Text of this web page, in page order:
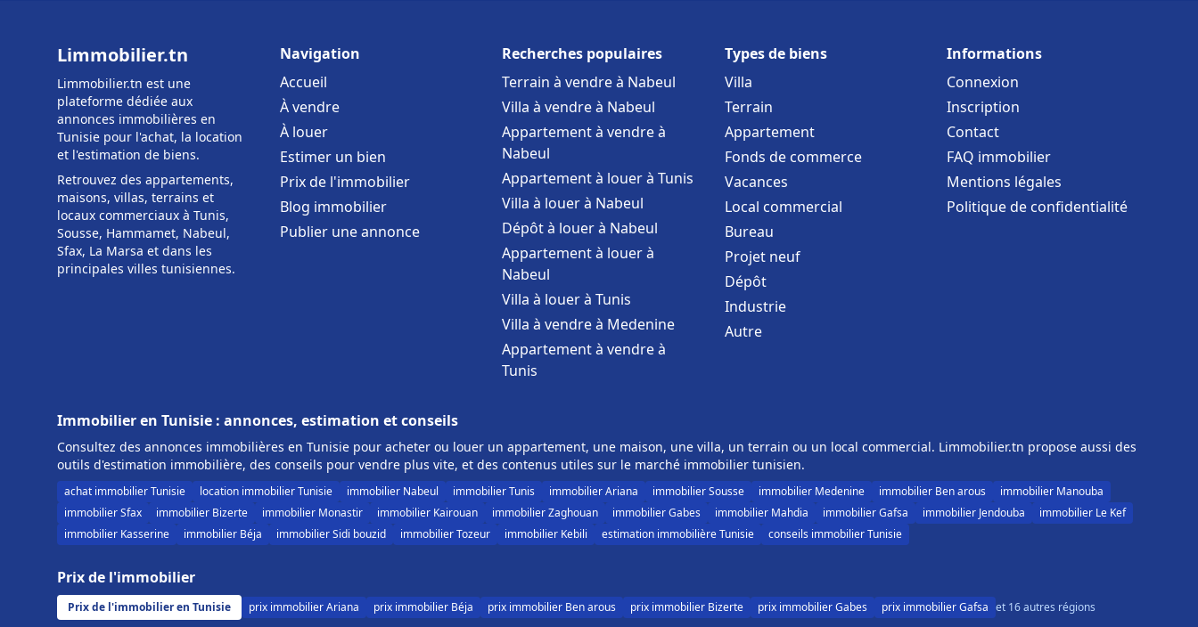
Limmobilier.tn
Limmobilier.tn est une
plateforme dédiée aux
annonces immobilières en
Tunisie pour l'achat, la location
et l'estimation de biens.
Retrouvez des appartements,
maisons, villas, terrains et
locaux commerciaux à Tunis,
Sousse, Hammamet, Nabeul,
Sfax, La Marsa et dans les
principales villes tunisiennes.
Navigation
Accueil
À vendre
À louer
Estimer un bien
Prix de l'immobilier
Blog immobilier
Publier une annonce
Recherches populaires
Terrain à vendre à Nabeul
Villa à vendre à Nabeul
Appartement à vendre à
Nabeul
Appartement à louer à Tunis
Villa à louer à Nabeul
Dépôt à louer à Nabeul
Appartement à louer à
Nabeul
Villa à louer à Tunis
Villa à vendre à Medenine
Appartement à vendre à
Tunis
Types de biens
Villa
Terrain
Appartement
Fonds de commerce
Vacances
Local commercial
Bureau
Projet neuf
Dépôt
Industrie
Autre
Informations
Connexion
Inscription
Contact
FAQ immobilier
Mentions légales
Politique de confidentialité
Immobilier en Tunisie : annonces, estimation et conseils
Consultez des annonces immobilières en Tunisie pour acheter ou louer un appartement, une maison, une villa, un terrain ou un local commercial. Limmobilier.tn propose aussi des
outils d'estimation immobilière, des conseils pour vendre plus vite, et des contenus utiles sur le marché immobilier tunisien.
achat immobilier Tunisie location immobilier Tunisie immobilier Nabeul immobilier Tunis immobilier Ariana immobilier Sousse immobilier Medenine immobilier Ben arous
immobilier Manouba
immobilier Sfax
immobilier Bizerte immobilier Monastir immobilier Kairouan immobilier Zaghouan immobilier Gabes immobilier Mahdia immobilier Gafsa immobilier Jendouba
immobilier Le Kef
immobilier Kasserine
immobilier Béja immobilier Sidi bouzid immobilier Tozeur immobilier Kebili estimation immobilière Tunisie conseils immobilier Tunisie
Prix de l'immobilier
Prix de l'immobilier en Tunisie prix immobilier Ariana prix immobilier Béja prix immobilier Ben arous prix immobilier Bizerte prix immobilier Gabes prix immobilier Gafsa et 16 autres régions